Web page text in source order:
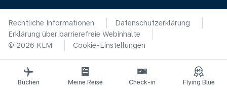
Rechtliche Informationen
Datenschutzerklärung
Erklärung über barrierefreie Webinhalte
© 2026 KLM
Cookie-Einstellungen
Buchen Meine Reise Check-in Flying Blue